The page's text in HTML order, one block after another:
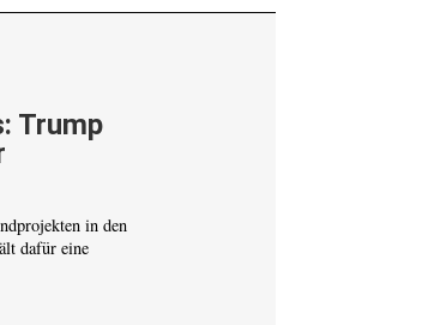
Trump
in den
dafür eine